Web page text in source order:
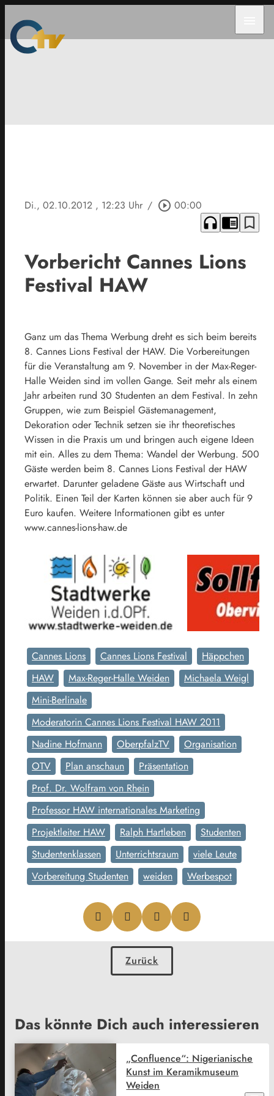
Di., 02.10.2012 , 12:23 Uhr / play_circle_outline 00:00
headphones chrome_reader_mode bookmark_border
Vorbericht Cannes Lions
Festival HAW
Ganz um das Thema Werbung dreht es sich beim bereits
8. Cannes Lions Festival der HAW. Die Vorbereitungen
für die Veranstaltung am 9. November in der Max-Reger-
Halle Weiden sind im vollen Gange. Seit mehr als einem
Jahr arbeiten rund 30 Studenten an dem Festival. In zehn
Gruppen, wie zum Beispiel Gästemanagement,
Dekoration oder Technik setzen sie ihr theoretisches
Wissen in die Praxis um und bringen auch eigene Ideen
mit ein. Alles zu dem Thema: Wandel der Werbung. 500
Gäste werden beim 8. Cannes Lions Festival der HAW
erwartet. Darunter geladene Gäste aus Wirtschaft und
Politik. Einen Teil der Karten können sie aber auch für 9
Euro kaufen. Weitere Informationen gibt es unter
www.cannes-lions-haw.de
Cannes Lions Cannes Lions Festival
Häppchen
HAW
Max-Reger-Halle Weiden
Michaela Weigl
Mini-Berlinale
Moderatorin Cannes Lions Festival HAW 2011
Nadine Hofmann
OberpfalzTV
Organisation
OTV
Plan anschaun
Präsentation
Prof. Dr. Wolfram von Rhein
Professor HAW internationales Marketing
Projektleiter HAW
Ralph Hartleben
Studenten
Studentenklassen
Unterrichtsraum
viele Leute
Vorbereitung Studenten
weiden Werbespot
Zurück
Das könnte Dich auch interessieren
„Confluence“: Nigerianische
Kunst im Keramikmuseum
Weiden